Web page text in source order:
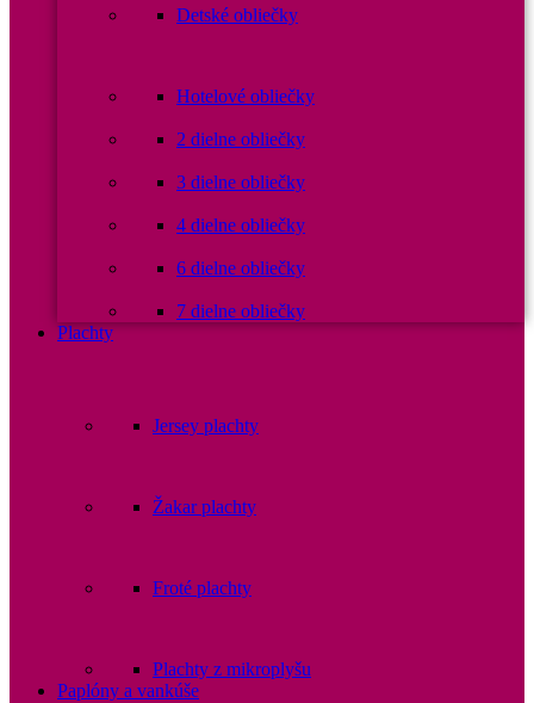
Detské obliečky
Hotelové obliečky
2 dielne obliečky
3 dielne obliečky
4 dielne obliečky
6 dielne obliečky
7 dielne obliečky
Plachty
Jersey plachty
Žakar plachty
Froté plachty
Plachty z mikroplyšu
Paplóny a vankúše